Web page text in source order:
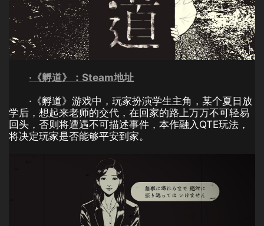
·《孵道》：Steam地址
·《孵道》游戏中，玩家扮演学生主角，某个夏日放
学后，想起来老师的交代，在回家的路上万万不可轻易
回头，否则将遭遇不可描述事件，本作融入QTE玩法，
将决定玩家是否能够平安到家。